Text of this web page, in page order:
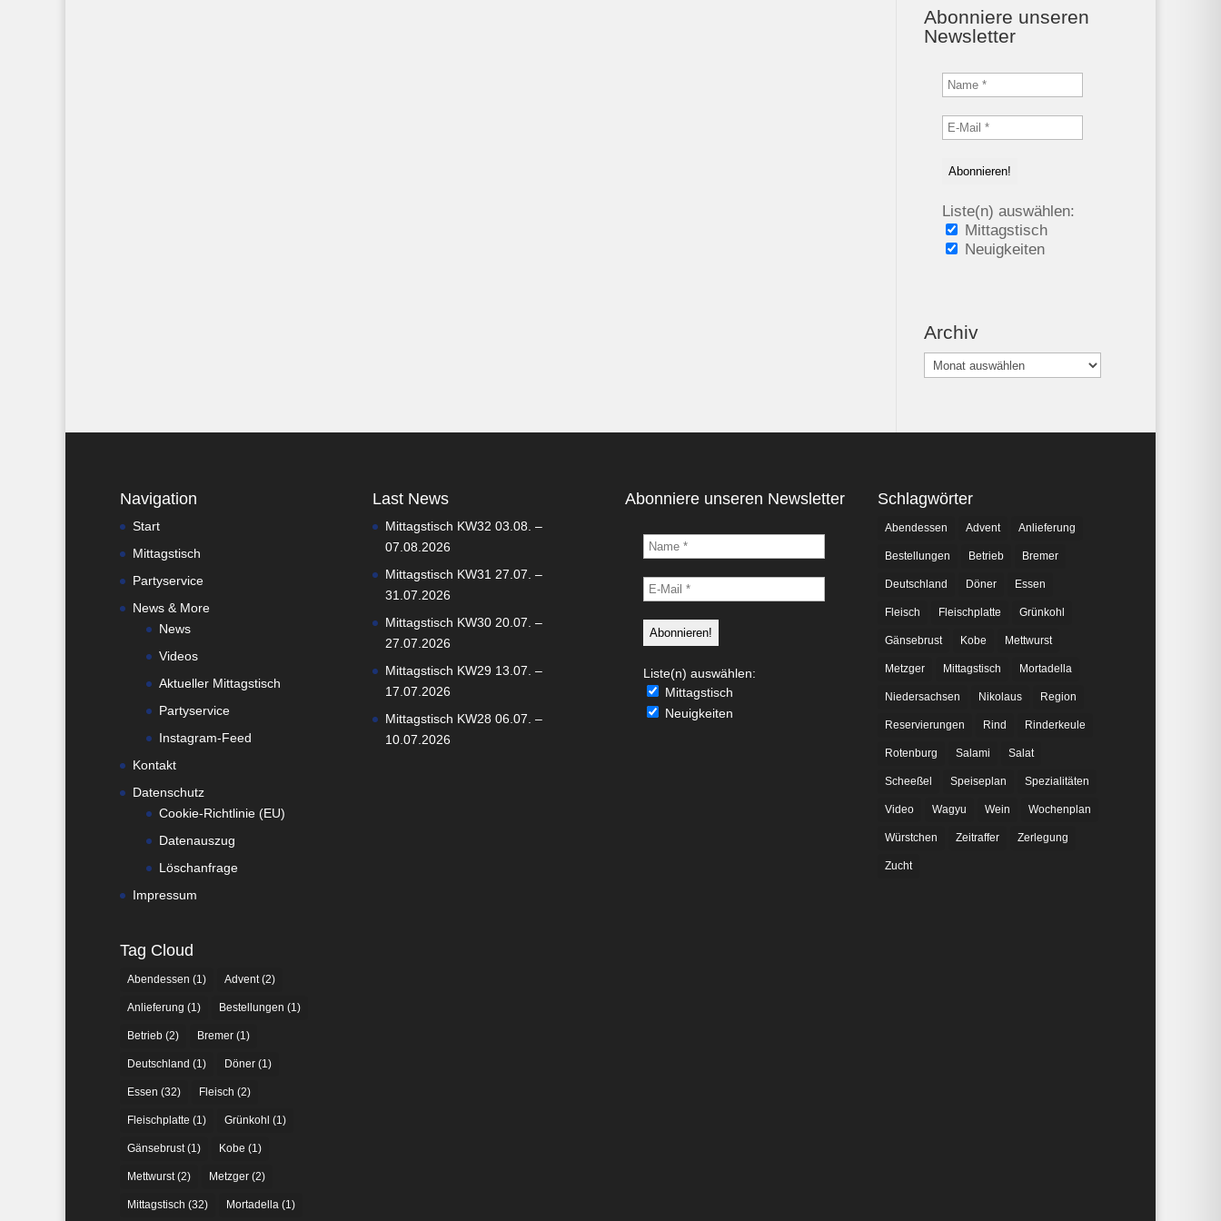
Abonniere unseren
Newsletter
Liste(n) auswählen:
Mittagstisch
Neuigkeiten
Archiv
Archiv
Navigation
Start
Mittagstisch
Partyservice
News & More
News
Videos
Aktueller Mittagstisch
Partyservice
Instagram-Feed
Kontakt
Datenschutz
Cookie-Richtlinie (EU)
Datenauszug
Löschanfrage
Impressum
Tag Cloud
Abendessen (1) Advent (2)
Anlieferung (1) Bestellungen (1)
Betrieb (2) Bremer (1)
Deutschland (1) Döner (1)
Essen (32) Fleisch (2)
Fleischplatte (1) Grünkohl (1)
Gänsebrust (1) Kobe (1)
Mettwurst (2) Metzger (2)
Mittagstisch (32) Mortadella (1)
Last News
Mittagstisch KW32 03.08. –
07.08.2026
Mittagstisch KW31 27.07. –
31.07.2026
Mittagstisch KW30 20.07. –
27.07.2026
Mittagstisch KW29 13.07. –
17.07.2026
Mittagstisch KW28 06.07. –
10.07.2026
Abonniere unseren Newsletter
Liste(n) auswählen:
Mittagstisch
Neuigkeiten
Schlagwörter
Abendessen Advent Anlieferung
Bestellungen Betrieb Bremer
Deutschland Döner Essen
Fleisch Fleischplatte Grünkohl
Gänsebrust Kobe Mettwurst
Metzger Mittagstisch Mortadella
Niedersachsen Nikolaus Region
Reservierungen Rind Rinderkeule
Rotenburg Salami Salat
Scheeßel Speiseplan Spezialitäten
Video Wagyu Wein Wochenplan
Würstchen Zeitraffer Zerlegung
Zucht